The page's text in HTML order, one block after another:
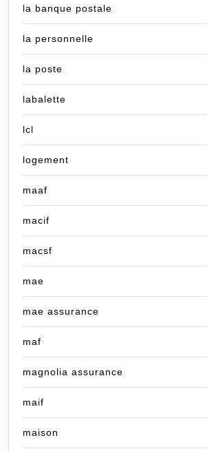
la banque postale
la personnelle
la poste
labalette
lcl
logement
maaf
macif
macsf
mae
mae assurance
maf
magnolia assurance
maif
maison